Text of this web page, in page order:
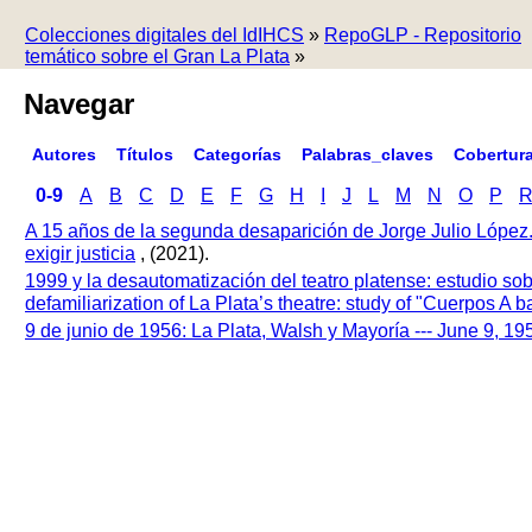
Colecciones digitales del IdIHCS » RepoGLP - Repositorio
temático sobre el Gran La Plata »
Navegar
Autores Títulos Categorías Palabras_claves
0-9 A B C D E F G H J L M N O P
R
A 15 años de la segunda desaparición de Jorge Julio
exigir justicia , (2021).
1999 y la desautomatización del teatro platense: estudio
defamiliarization of La Plata’s theatre: study of "Cuerpos A
9 de junio de 1956: La Plata, Walsh y Mayoría --- June 9,